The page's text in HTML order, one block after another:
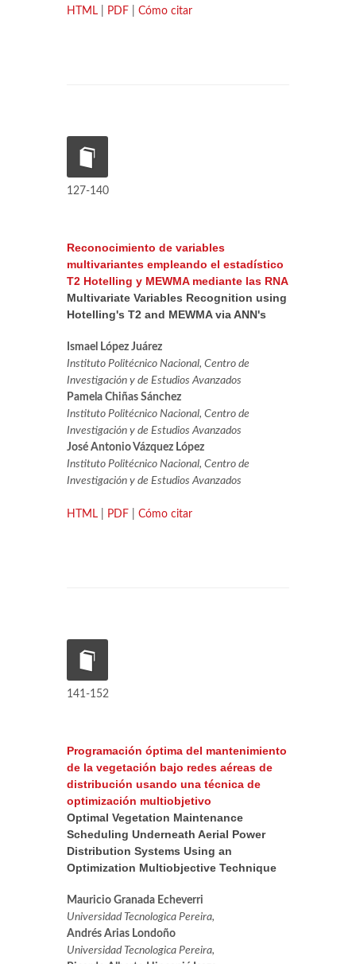
HTML PDF Cómo citar
127-140
Reconocimiento de variables
multivariantes empleando el estadístico
T2 Hotelling y MEWMA mediante las RNA
Multivariate Variables Recognition using
Hotelling's T2 and MEWMA via ANN's
Ismael López Juárez
Instituto Politécnico Nacional, Centro de
Investigación y de Estudios Avanzados
Pamela Chiñas Sánchez
Instituto Politécnico Nacional, Centro de
Investigación y de Estudios Avanzados
José Antonio Vázquez López
Instituto Politécnico Nacional, Centro de
Investigación y de Estudios Avanzados
HTML PDF Cómo citar
141-152
Programación óptima del mantenimiento
de la vegetación bajo redes aéreas de
distribución usando una técnica de
optimización multiobjetivo
Optimal Vegetation Maintenance
Scheduling Underneath Aerial Power
Distribution Systems Using an
Optimization Multiobjective Technique
Mauricio Granada Echeverri
Universidad Tecnologica Pereira,
Andrés Arias Londoño
Universidad Tecnologica Pereira,